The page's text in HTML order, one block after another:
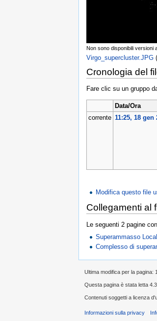
Non sono disponibili versioni
Virgo_supercluster.JPG
Cronologia del
Fare clic su un gruppo
Data/Ora
corrente 11:25, 18 gen
Modifica questo file
Collegamenti al
Le seguenti 2 pagine
Superammasso
Complesso di
Ultima modifica per la pagina:
Questa pagina è stata letta
Contenuti soggetti a licenza
Informazioni sulla privacy